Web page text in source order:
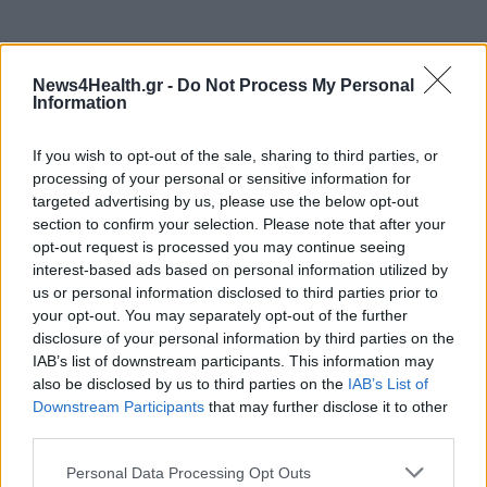
News4Health.gr - Do Not Process My Personal
Information
If you wish to opt-out of the sale, sharing to third parties, or
processing of your personal or sensitive information for
targeted advertising by us, please use the below opt-out
section to confirm your selection. Please note that after your
opt-out request is processed you may continue seeing
interest-based ads based on personal information utilized by
us or personal information disclosed to third parties prior to
your opt-out. You may separately opt-out of the further
disclosure of your personal information by third parties on the
IAB’s list of downstream participants. This information may
also be disclosed by us to third parties on the IAB’s List of
Downstream Participants that may further disclose it to other
Personal Data Processing Opt Outs
ΣΧΕΤΙΚΑ ΑΡΘΡΑ